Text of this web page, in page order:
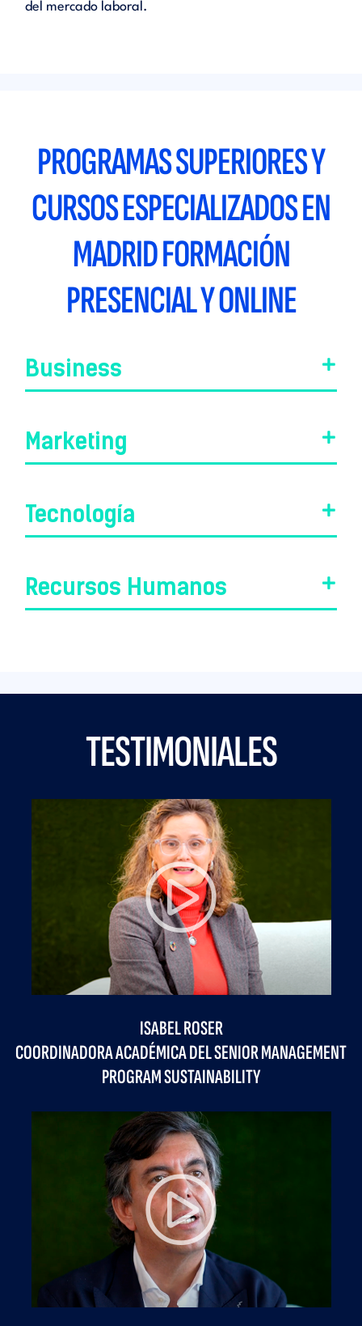
del mercado laboral.
PROGRAMAS SUPERIORES Y
CURSOS ESPECIALIZADOS EN
MADRID FORMACIÓN
PRESENCIAL Y ONLINE
Business
Marketing
Tecnología
Recursos Humanos
TESTIMONIALES
Previous
ISABEL ROSER
COORDINADORA ACADÉMICA DEL SENIOR MANAGEMENT
PROGRAM SUSTAINABILITY